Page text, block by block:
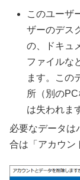
このユーザ
ザーのデス
の、ドキュ
ファイルな
ます。この
所（別の
は失われま
必要なデータは
合は「アカウン